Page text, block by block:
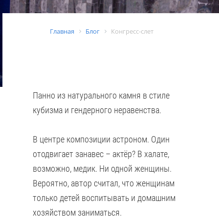
Главная Блог Конгресс-слет
Панно из натурального камня в стиле
кубизма и гендерного неравенства.
В центре композиции астроном. Один
отодвигает занавес – актёр? В халате,
возможно, медик. Ни одной женщины.
Вероятно, автор считал, что женщинам
только детей воспитывать и домашним
хозяйством заниматься.